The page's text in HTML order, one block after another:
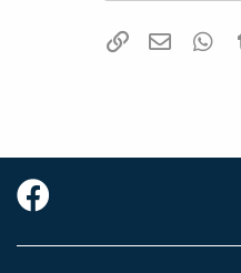
Tumblr
WhatsAppדואר אלקטרוני